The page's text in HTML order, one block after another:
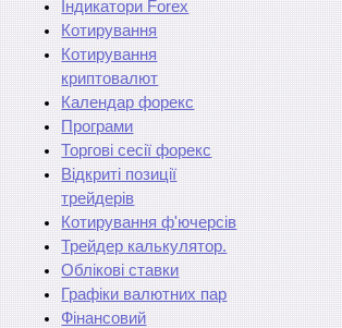
Індикатори Forex
Котирування
Котирування
криптовалют
Календар форекс
Програми
Торгові сесії форекс
Відкриті позиції
трейдерів
Котирування ф'ючерсів
Трейдер калькулятор.
Облікові ставки
Графіки валютних пар
Фінансовий